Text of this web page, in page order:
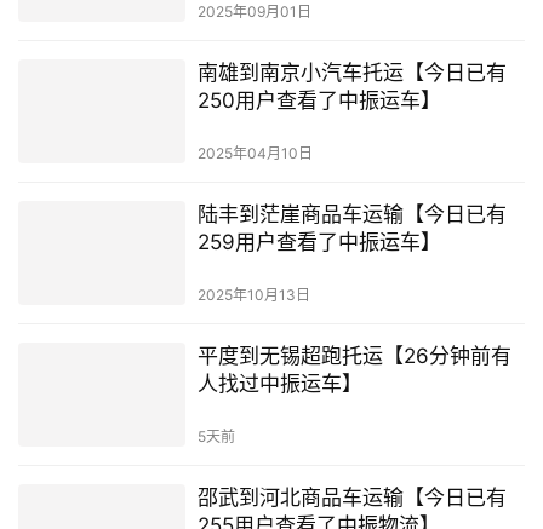
2025年09月01日
南雄到南京小汽车托运【今日已有
250用户查看了中振运车】
2025年04月10日
陆丰到茫崖商品车运输【今日已有
259用户查看了中振运车】
2025年10月13日
平度到无锡超跑托运【26分钟前有
人找过中振运车】
5天前
邵武到河北商品车运输【今日已有